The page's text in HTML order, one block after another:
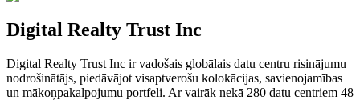
Digital Realty Trust Inc
Digital Realty Trust Inc ir vadošais globālais datu centru risinājumu
nodrošinātājs, piedāvājot visaptverošu kolokācijas, savienojamības
un mākoņpakalpojumu portfeli. Ar vairāk nekā 280 datu centriem 48